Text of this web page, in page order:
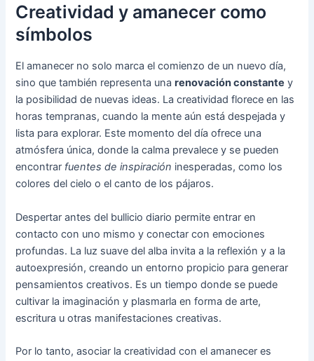
Creatividad y amanecer como
símbolos
El amanecer no solo marca el comienzo de un nuevo día,
sino que también representa unarenovación constante y
la posibilidad de nuevas ideas. La creatividad florece en las
horas tempranas, cuando la mente aún está despejada y
lista para explorar. Este momento del día ofrece una
atmósfera única, donde la calma prevalece y se pueden
encontrar fuentes de inspiración inesperadas, como los
colores del cielo o el canto de los pájaros.
Despertar antes del bullicio diario permite entrar en
contacto con uno mismo y conectar con emociones
profundas. La luz suave del alba invita a la reflexión y a la
autoexpresión, creando un entorno propicio para generar
pensamientos creativos. Es un tiempo donde se puede
cultivar la imaginación y plasmarla en forma de arte,
escritura u otras manifestaciones creativas.
Por lo tanto, asociar la creatividad con el amanecer es